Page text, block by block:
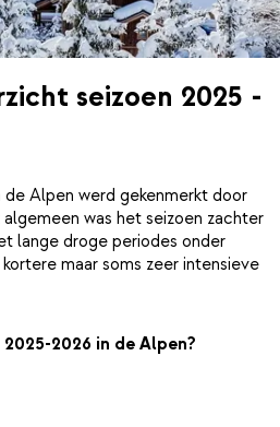
seizoen 2025 -
Alpen werd gekenmerkt door
was het seizoen zachter
lange droge periodes onder
maar soms zeer intensieve
2026 in de Alpen?